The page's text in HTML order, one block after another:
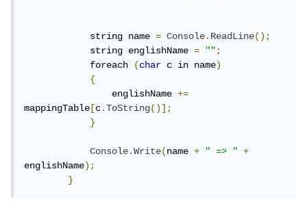
            string name
= Console.ReadLine();
            string englishName
= "";
            foreach
(char c in name)
{
                englishName
+=
mappingTable [c.ToString()];
}
Console.Write(name + " => "
+
englishName);
}